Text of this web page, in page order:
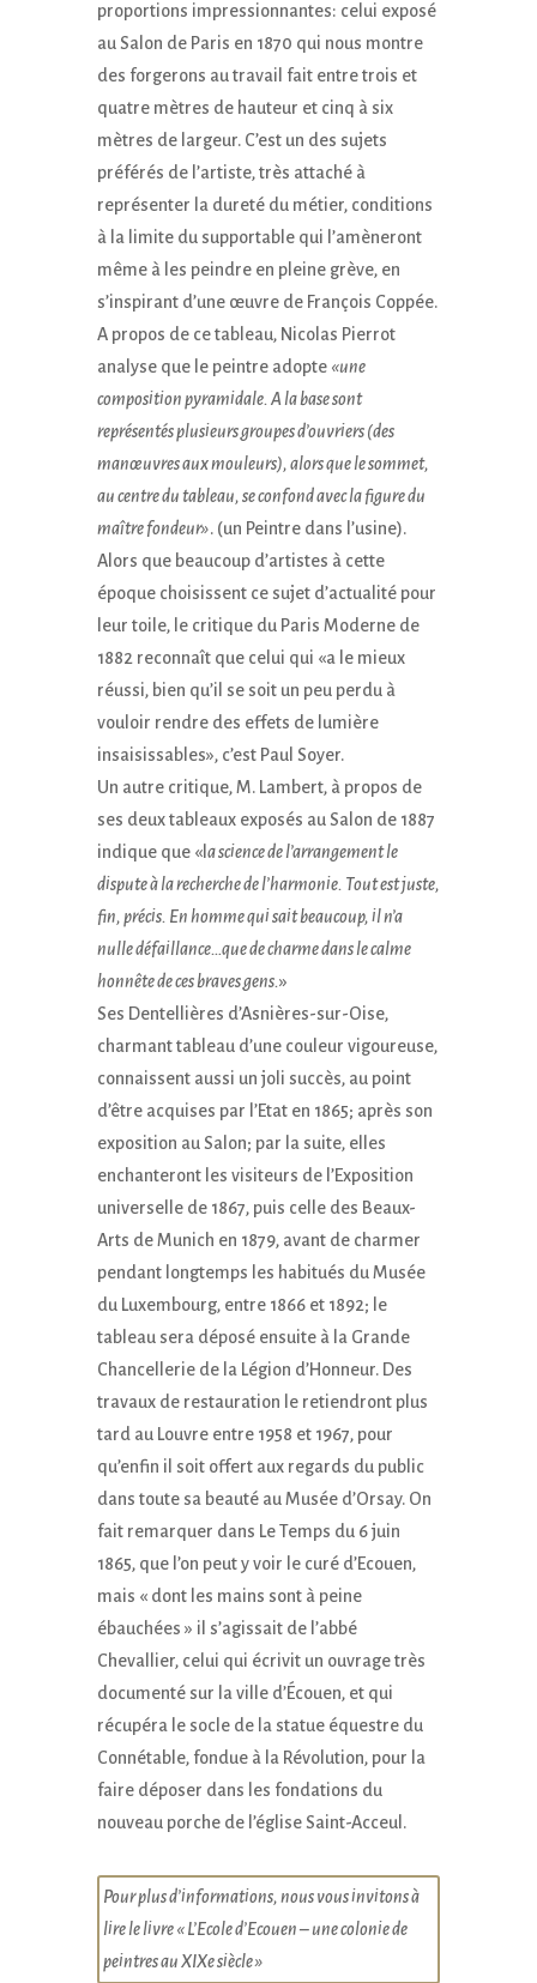
proportions impressionnantes: celui exposé
au Salon de Paris en 1870 qui nous montre
des forgerons au travail fait entre trois et
quatre mètres de hauteur et cinq à six
mètres de largeur. C’est un des sujets
préférés de l’artiste, très attaché à
représenter la dureté du métier, conditions
à la limite du supportable qui l’amèneront
même à les peindre en pleine grève, en
s’inspirant d’une œuvre de François Coppée.
A propos de ce tableau, Nicolas Pierrot
analyse que le peintre adopte «une
composition pyramidale. A la base sont
représentés plusieurs groupes d’ouvriers (des
manœuvres aux mouleurs), alors que le sommet,
au centre du tableau, se confond avec la figure du
maître fondeur». (un Peintre dans l’usine).
Alors que beaucoup d’artistes à cette
époque choisissent ce sujet d’actualité pour
leur toile, le critique du Paris Moderne de
1882 reconnaît que celui qui «a le mieux
réussi, bien qu’il se soit un peu perdu à
vouloir rendre des effets de lumière
insaisissables», c’est Paul Soyer.
Un autre critique, M. Lambert, à propos de
ses deux tableaux exposés au Salon de 1887
indique que «l a science de l’arrangement le
dispute à la recherche de l’harmonie. Tout est juste,
fin, précis. En homme qui sait beaucoup, il n’a
nulle défaillance…que de charme dans le calme
honnête de ces braves gens.»
Ses Dentellières d’Asnières-sur-Oise,
charmant tableau d’une couleur vigoureuse,
connaissent aussi un joli succès, au point
d’être acquises par l’Etat en 1865; après son
exposition au Salon; par la suite, elles
enchanteront les visiteurs de l’Exposition
universelle de 1867, puis celle des Beaux-
Arts de Munich en 1879, avant de charmer
pendant longtemps les habitués du Musée
du Luxembourg, entre 1866 et 1892; le
tableau sera déposé ensuite à la Grande
Chancellerie de la Légion d’Honneur. Des
travaux de restauration le retiendront plus
tard au Louvre entre 1958 et 1967, pour
qu’enfin il soit offert aux regards du public
dans toute sa beauté au Musée d’Orsay. On
fait remarquer dans Le Temps du 6 juin
1865, que l’on peut y voir le curé d’Ecouen,
mais « dont les mains sont à peine
ébauchées » il s’agissait de l’abbé
Chevallier, celui qui écrivit un ouvrage très
documenté sur la ville d’Écouen, et qui
récupéra le socle de la statue équestre du
Connétable, fondue à la Révolution, pour la
faire déposer dans les fondations du
nouveau porche de l’église Saint-Acceul.
Pour plus d’informations, nous vous invitons à
lire le livre « L’Ecole d’Ecouen – une colonie de
peintres au XIXe siècle »